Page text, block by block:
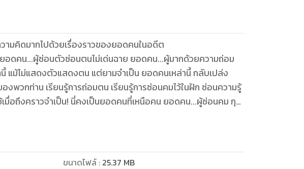
มคิดมากไปด้วยเรื่องราวของยอดคนในอดีต
อดคน...ผู้ซ่อนตัวซ่อนตนไม่เด่นฉาย ยอดคน...ผู้มากด้วยความถ่อม
แม้ไม่แสดงตัวแสดงตน แต่ยามจำเป็น ยอดคนเหล่านี้ กลับเปล่ง
องพวกท่าน เรียนรู้การถ่อมตน เรียนรู้การซ่อนคมไว้ในฝัก ซ่อนความรู้
เมื่อถึงคราวจำเป็น! นี่คงเป็นยอดคนที่เหนือคน ยอดคน...ผู้ซ่อนคม กุม
ขนาดไฟล์: 25.37 MB